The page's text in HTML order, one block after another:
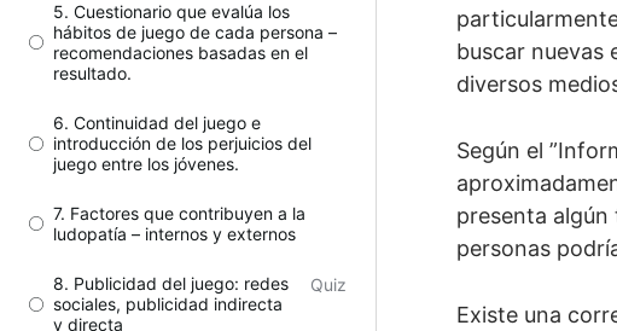
5. Cuestionario que evalúa los
hábitos de juego de cada persona –
recomendaciones basadas en el
resultado.
6. Continuidad del juego e
introducción de los perjuicios del
juego entre los jóvenes.
7. Factores que contribuyen a la
ludopatía – internos y externos
8. Publicidad del juego: redes
sociales, publicidad indirecta
y directa
Quiz
buscar nuevas
diversos
Según el
presenta
personas
Existe una